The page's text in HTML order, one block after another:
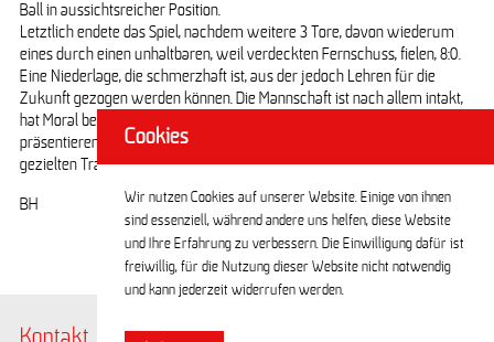
Ball in aussichtsreicher Position.
Letztlich endete das Spiel, nachdem weitere 3 Tore, davon wiederum
eines durch einen unhaltbaren, weil verdeckten Fernschuss, fielen, 8:0.
Eine Niederlage, die schmerzhaft ist, aus der jedoch Lehren für die
Zukunft gezogen werden können. Die Mannschaft ist nach allem intakt,
hat Moral bewiesen und wird sich in naher Zukunft sicher erfolgreicher
präsentieren können. Denn alle aufgetretenen Fehler sind mit Hilfe
gezielten Trainings korrigierbar.
BH
Cookies
Wir nutzen Cookies auf unserer Website. Einige von ihnen
sind essenziell, während andere uns helfen, diese Website
und Ihre Erfahrung zu verbessern. Die Einwilligung dafür ist
freiwillig, für die Nutzung dieser Website nicht notwendig
und kann jederzeit widerrufen werden.